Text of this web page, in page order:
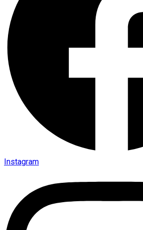
Instagram